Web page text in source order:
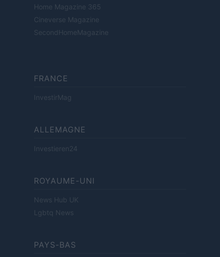
Home Magazine 365
Cineverse Magazine
SecondHomeMagazine
FRANCE
InvestirMag
ALLEMAGNE
Investieren24
ROYAUME-UNI
News Hub UK
Lgbtq News
PAYS-BAS